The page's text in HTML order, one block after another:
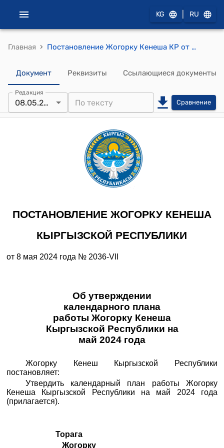
KG RU
Главная › Постановление Жогорку Кенеша КР от 8 мая 2024 года № 2036-VII "Об утверждении календарного плана работы Жогорку Кенеша Кыргызской Республики на май 2024 года"
Документ Реквизиты Ссылающиеся документы
Редакция
08.05.2024 Сравнение